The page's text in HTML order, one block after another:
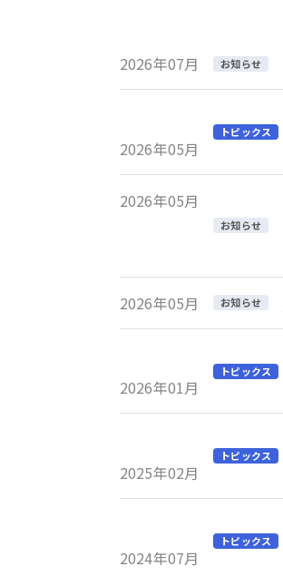
2026年07月 お知らせ
2026年05月
トピックス
2026年05月
お知らせ
2026年05月 お知らせ
2026年01月
トピックス
2025年02月
トピックス
2024年07月
トピックス